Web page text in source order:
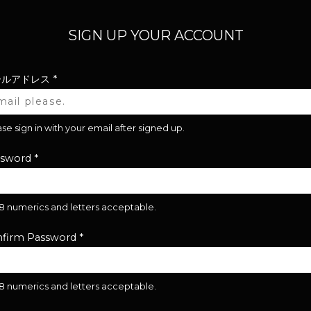
SIGN UP YOUR ACCOUNT
アドレス *
sign in with your email after signed up.
*
numerics and letters acceptable.
Password *
numerics and letters acceptable.